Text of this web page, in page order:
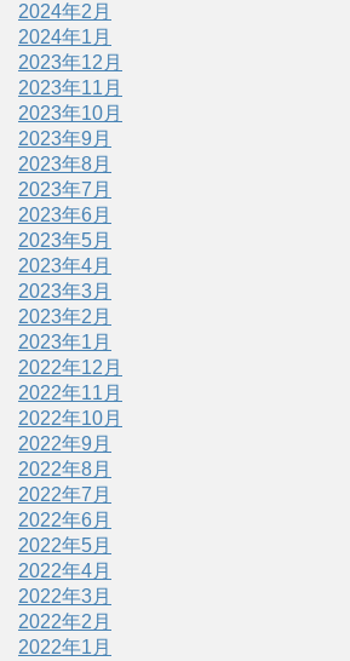
2024年2月
2024年1月
2023年12月
2023年11月
2023年10月
2023年9月
2023年8月
2023年7月
2023年6月
2023年5月
2023年4月
2023年3月
2023年2月
2023年1月
2022年12月
2022年11月
2022年10月
2022年9月
2022年8月
2022年7月
2022年6月
2022年5月
2022年4月
2022年3月
2022年2月
2022年1月